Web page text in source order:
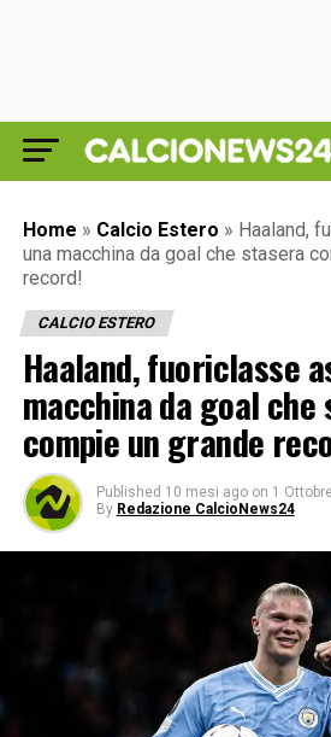
Home » Calcio Estero » Haaland,
una macchina da goal che stasera
record!
CALCIO ESTERO
Haaland, fuoriclasse
macchina da goal che
compie un grande
Published 10 mesi ago on 1
By Redazione CalcioNews24